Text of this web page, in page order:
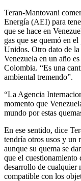
Teran-Mantovani
Energía (AEI) para
que se hace en
gas que se quemó en
Unidos. Otro dato de la
Venezuela en un año
Colombia. “Es una
ambiental tremendo”.
“La Agencia
momento que
mundo por estas
En ese sentido, dice
tendría otros usos y un
aunque su quema se
que el cuestionamiento
desarrollo de cualquier
compatible con los